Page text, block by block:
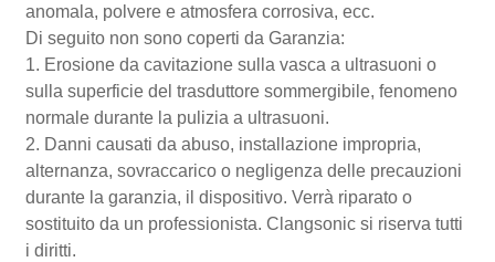
anomala, polvere e atmosfera corrosiva, ecc.
Di seguito non sono coperti da Garanzia:
1. Erosione da cavitazione sulla vasca a ultrasuoni o
sulla superficie del trasduttore sommergibile, fenomeno
normale durante la pulizia a ultrasuoni.
2. Danni causati da abuso, installazione impropria,
alternanza, sovraccarico o negligenza delle precauzioni
durante la garanzia, il dispositivo. Verrà riparato o
sostituito da un professionista. Clangsonic si riserva tutti
i diritti.